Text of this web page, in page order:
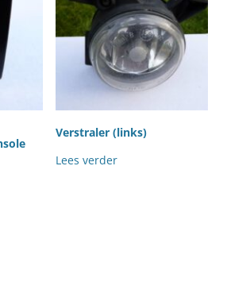
Verstraler (links)
Lees verder